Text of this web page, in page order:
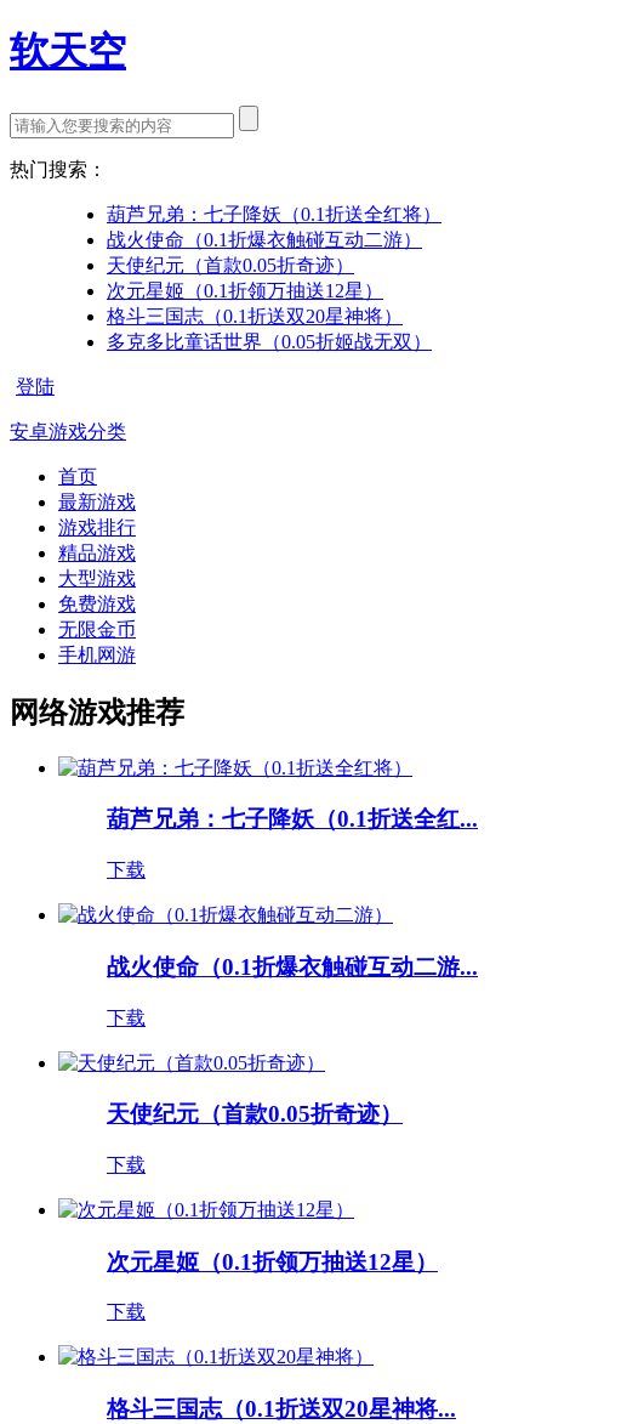
软天空
热门搜索：
葫芦兄弟：七子降妖（0.1折送全红将）
战火使命（0.1折爆衣触碰互动二游）
天使纪元（首款0.05折奇迹）
次元星姬（0.1折领万抽送12星）
格斗三国志（0.1折送双20星神将）
多克多比童话世界（0.05折姬战无双）
登陆
安卓游戏分类
首页
最新游戏
游戏排行
精品游戏
大型游戏
免费游戏
无限金币
手机网游
网络游戏推荐
葫芦兄弟：七子降妖（0.1折送全红...
下载
战火使命（0.1折爆衣触碰互动二游...
下载
天使纪元（首款0.05折奇迹）
下载
次元星姬（0.1折领万抽送12星）
下载
格斗三国志（0.1折送双20星神将...